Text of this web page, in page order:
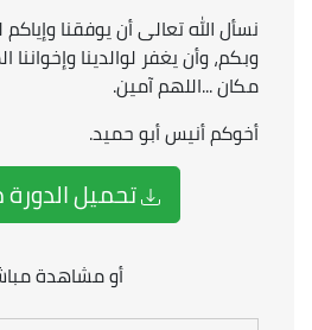
نسأل الله تعالى أن يوفقنا
وبكم، وأن يغفر لوالدينا
مكان ...اللهم آمين.
أخوكم أنيس أبو حميد.
تحميل
أو مشاهدة